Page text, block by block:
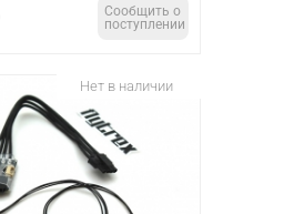
Сообщить о
поступлении
Нет в наличии